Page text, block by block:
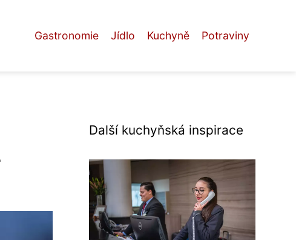
Gastronomie Jídlo Kuchyně Potraviny
Další kuchyňská inspirace